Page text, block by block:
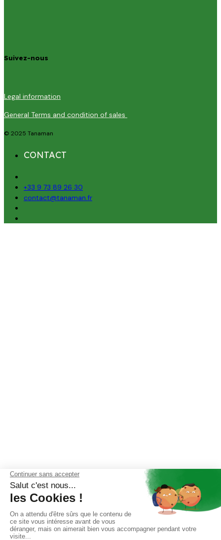
Suivez-nous
Legal information
General Terms and condition of sales
© 2025 Tanaman
CONTACT
+33 9 73 89 26 30
contact@tanaman.fr